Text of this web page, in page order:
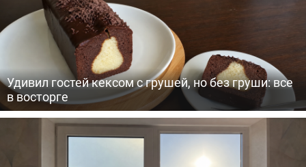
Удивил гостей кексом с грушей, но без груши: все
в восторге